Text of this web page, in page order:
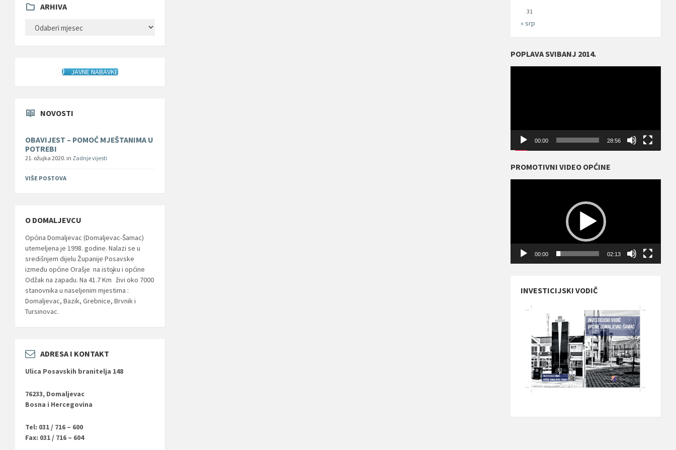
ARHIVA
JAVNE NABAVKE
NOVOSTI
OBAVIJEST – POMOĆ MJEŠTANIMA U
POTREBI
21. ožujka 2020. in Zadnje vijesti
VIŠE POSTOVA
O DOMALJEVCU
Općina Domaljevac (Domaljevac-Šamac)
utemeljena je 1998. godine. Nalazi se u
središnjem dijelu Županije Posavske
između općine Orašje na istoku i općine
Odžak na zapadu. Na 41.7 Km
2
živi oko 7000
stanovnika u naseljenim mjestima :
Domaljevac, Bazik, Grebnice, Brvnik i
Tursinovac.
ADRESA I KONTAKT
Ulica Posavskih branitelja 148
76233, Domaljevac
Bosna i Hercegovina
Tel: 031 / 716 – 600
Fax: 031 / 716 – 604
31
« srp
POPLAVA SVIBANJ 2014.
00:00 28:56
PROMOTIVNI VIDEO OPĆINE
00:00 02:13
INVESTICIJSKI VODIČ